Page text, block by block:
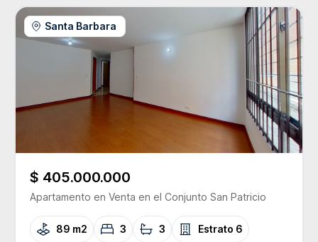
Santa Barbara
$ 405.000.000
Apartamento en Venta en el Conjunto San Patricio
89 m2 3 3 Estrato 6